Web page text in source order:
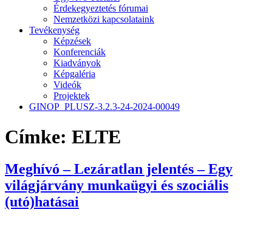
Érdekegyeztetés fórumai
Nemzetközi kapcsolataink
Tevékenység
Képzések
Konferenciák
Kiadványok
Képgaléria
Videók
Projektek
GINOP_PLUSZ-3.2.3-24-2024-00049
Címke: ELTE
Meghívó – Lezáratlan jelentés – Egy
világjárvány munkaügyi és szociális
(utó)hatásai